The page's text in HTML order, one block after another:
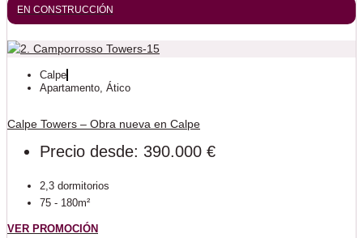
EN CONSTRUCCIÓN
Calpe
Apartamento Ático
Calpe Towers – Obra nueva en Calpe
Precio desde: 390.000 €
2,3 dormitorios
75 - 180m²
VER PROMOCIÓN